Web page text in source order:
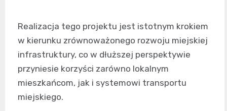
Realizacja tego projektu jest istotnym krokiem
w kierunku zrównoważonego rozwoju miejskiej
infrastruktury, co w dłuższej perspektywie
przyniesie korzyści zarówno lokalnym
mieszkańcom, jak i systemowi transportu
miejskiego.